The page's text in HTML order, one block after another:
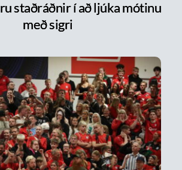
staðráðnir í að ljúka mótinu
með sigri